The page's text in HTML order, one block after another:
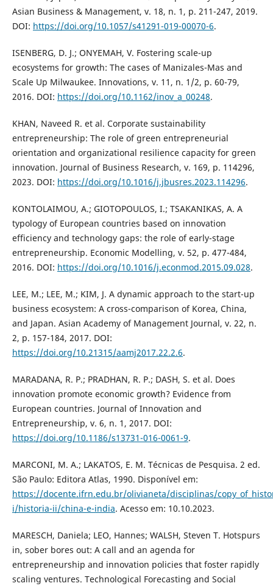
Asian Business & Management, v. 18, n. 1, p. 211-247, 2019.
DOI: https://doi.org/10.1057/s41291-019-00070-6.
ISENBERG, D. J.; ONYEMAH, V. Fostering scale-up
ecosystems for growth: The cases of Manizales-Mas and
Scale Up Milwaukee. Innovations, v. 11, n. 1/2, p. 60-79,
2016. DOI: https://doi.org/10.1162/inov_a_00248.
KHAN, Naveed R. et al. Corporate sustainability
entrepreneurship: The role of green entrepreneurial
orientation and organizational resilience capacity for green
innovation. Journal of Business Research, v. 169, p. 114296,
2023. DOI: https://doi.org/10.1016/j.jbusres.2023.114296.
KONTOLAIMOU, A.; GIOTOPOULOS, I.; TSAKANIKAS, A. A
typology of European countries based on innovation
efficiency and technology gaps: the role of early-stage
entrepreneurship. Economic Modelling, v. 52, p. 477-484,
2016. DOI: https://doi.org/10.1016/j.econmod.2015.09.028.
LEE, M.; LEE, M.; KIM, J. A dynamic approach to the start-up
business ecosystem: A cross-comparison of Korea, China,
and Japan. Asian Academy of Management Journal, v. 22, n.
2, p. 157-184, 2017. DOI:
https://doi.org/10.21315/aamj2017.22.2.6.
MARADANA, R. P.; PRADHAN, R. P.; DASH, S. et al. Does
innovation promote economic growth? Evidence from
European countries. Journal of Innovation and
Entrepreneurship, v. 6, n. 1, 2017. DOI:
https://doi.org/10.1186/s13731-016-0061-9.
MARCONI, M. A.; LAKATOS, E. M. Técnicas de Pesquisa. 2 ed.
São Paulo: Editora Atlas, 1990. Disponível em:
https://docente.ifrn.edu.br/olivianeta/disciplinas/
i/historia-ii/china-e-india. Acesso em: 10.10.2023.
MARESCH, Daniela; LEO, Hannes; WALSH, Steven T. Hotspurs
in, sober bores out: A call and an agenda for
entrepreneurship and innovation policies that foster rapidly
scaling ventures. Technological Forecasting and Social